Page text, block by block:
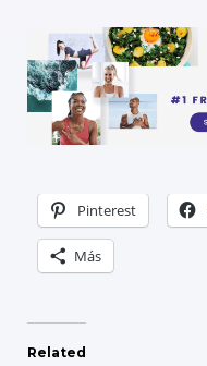
Pinterest
Más
Related